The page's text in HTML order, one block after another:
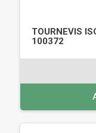
TOURNEVIS
100372